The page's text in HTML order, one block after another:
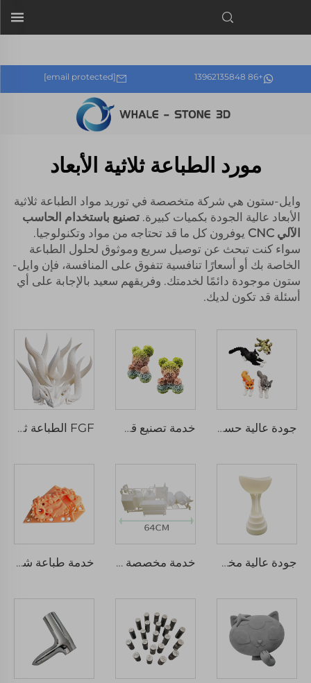
عالية الجودة للبيع بالجملة. إنهم يوفرون ev...">
+86 13962135848
[email protected]
مورد الطباعة ثلاثية الأبعاد
وايل-ستون هي شركة متخصصة في توريد مواد الطباعة ثلاثية
الأبعاد عالية الجودة بكميات كبيرة. تصنيع باستخدام الحاسب
الآلي CNC
يوفرون كل ما قد تحتاجه من مواد وتكنولوجيا.
سواء كنت تبحث عن توصيل سريع وموثوق لحلول الطباعة
الخاصة بك أو أسعارًا تنافسية تتفوق على المنافسة، فإن وايل-
ستون موجودة دائمًا لخدمتك. وفريقهم سعيد بالإجابة على أي
أسئلة قد تكون لديك.
جودة عالية حسب الطلب العديد من الألوان الحيوانات المطبوعة 3d ألعاب الأطفال لجمع وتخفيف التوتر خدمة تصنيع قطع نموذجية سريعة حسب الطلب OEM باستخدام تقنية SLA و SLS و FDM أجزاء طباعة ثلاثية الأبعاد من الراتينج والبلاستيك ABS بالتشكيل والتصنيع FGF الطباعة ثلاثية الأبعاد فائقة الحجم للعمل الحوتي الزخرفي خدمات معالجة المواد الحبيبية
جودة عالية مخصصة نماذج أولية سريعة SLA طباعة ثلاثية الأبعاد خدمة تشغيل تشمل التشغيل الدقيقة بالليزر خدمة مخصصة ذات جودة عالية للطباعة ثلاثية الأبعاد SLS SLA، أجزاء بلاستيكية ABS وراتينجية خدمة طباعة شمعية حمراء احترافية عالية الجودة باستخدام تقنية SLA SLS FDM للطباعة ثلاثية الأبعاد